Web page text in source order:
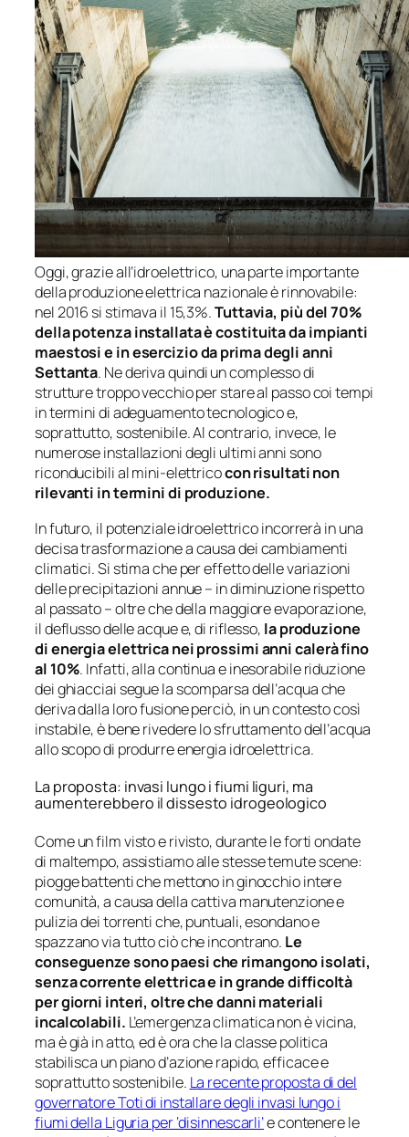
Oggi, grazie all’idroelettrico, una parte importante
della produzione elettrica nazionale è rinnovabile:
nel 2016 si stimava il 15,3%.Tuttavia, più del 70%
della potenza installata è costituita da impianti
maestosi e in esercizio da prima degli anni
Settanta. Ne deriva quindi un complesso di
strutture troppo vecchio per stare al passo coi tempi
in termini di adeguamento tecnologico e,
soprattutto, sostenibile. Al contrario, invece, le
numerose installazioni degli ultimi anni sono
riconducibili al mini-elettricocon risultati non
rilevanti in termini di produzione.
In futuro, il potenziale idroelettrico incorrerà in una
decisa trasformazione a causa dei cambiamenti
climatici. Si stima che per effetto delle variazioni
delle precipitazioni annue – in diminuzione rispetto
al passato – oltre che della maggiore evaporazione,
il deflusso delle acque e, di riflesso, la produzione
di energia elettrica nei prossimi anni calerà fino
al 10%. Infatti, alla continua e inesorabile riduzione
dei ghiacciai segue la scomparsa dell’acqua che
deriva dalla loro fusione perciò, in un contesto così
instabile, è bene rivedere lo sfruttamento dell’acqua
allo scopo di produrre energia idroelettrica.
La proposta: invasi lungo i fiumi liguri, ma
aumenterebbero il dissesto idrogeologico
Come un film visto e rivisto, durante le forti ondate
di maltempo, assistiamo alle stesse temute scene:
piogge battenti che mettono in ginocchio intere
comunità, a causa della cattiva manutenzione e
pulizia dei torrenti che, puntuali, esondano e
spazzano via tutto ciò che incontrano. Le
conseguenze sono paesi che rimangono isolati,
senza corrente elettrica e in grande difficoltà
per giorni interi, oltre che danni materiali
incalcolabili. L’emergenza climatica non è vicina,
ma è già in atto, ed è ora che la classe politica
stabilisca un piano d’azione rapido, efficace e
soprattutto sostenibile. La recente proposta di del
governatore Toti di installare degli invasi lungo i
fiumi della Liguria per ‘disinnescarli’e contenere le